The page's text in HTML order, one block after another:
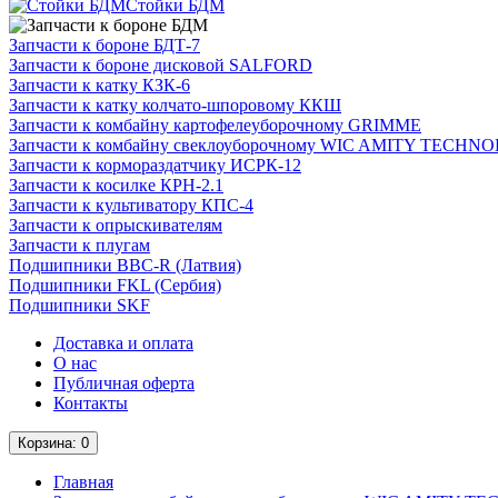
Стойки БДМ
Запчасти к бороне БДТ-7
Запчасти к бороне дисковой SALFORD
Запчасти к катку КЗК-6
Запчасти к катку колчато-шпоровому ККШ
Запчасти к комбайну картофелеуборочному GRIMME
Запчасти к комбайну свеклоуборочному WIC AMITY
Запчасти к кормораздатчику ИСРК-12
Запчасти к косилке КРН-2.1
Запчасти к культиватору КПС-4
Запчасти к опрыскивателям
Запчасти к плугам
Подшипники BBC-R (Латвия)
Подшипники FKL (Сербия)
Подшипники SKF
Доставка и оплата
О нас
Публичная оферта
Контакты
Корзина: 0
Главная